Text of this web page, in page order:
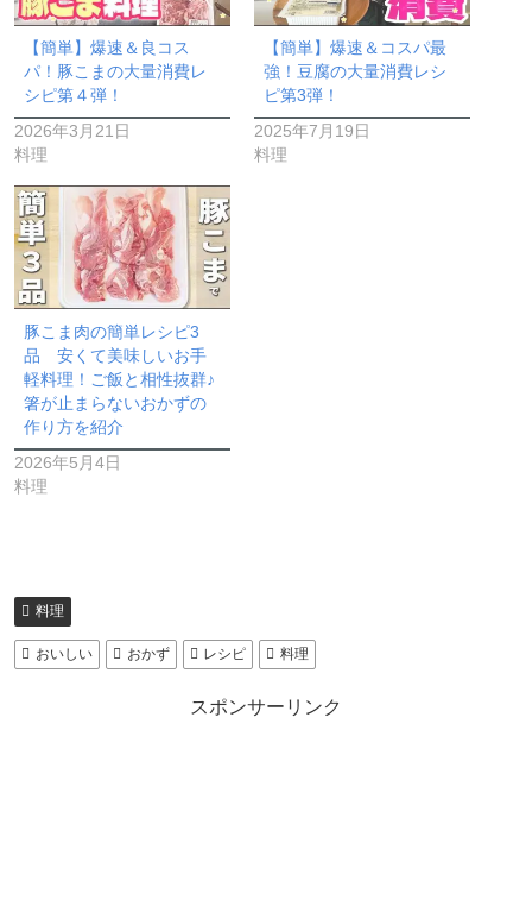
【簡単】爆速＆良コス
パ！豚こまの大量消費レ
シピ第４弾！
2026年3月21日
料理
【簡単】爆速＆コスパ最
強！豆腐の大量消費レシ
ピ第3弾！
2025年7月19日
料理
豚こま肉の簡単レシピ3
品 安くて美味しいお手
軽料理！ご飯と相性抜群♪
箸が止まらないおかずの
作り方を紹介
2026年5月4日
料理
料理
おいしい おかず レシピ 料理
スポンサーリンク